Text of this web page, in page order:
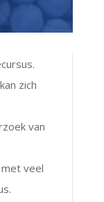
zich
van
veel